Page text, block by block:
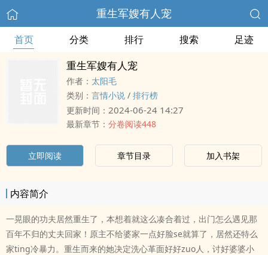
重生军嫂有人宠
首页 分类 排行 搜索 足迹
重生军嫂有人宠
作者： 太阳毛
类别： 言情小说 / 排行榜
更新时间： 2024-06-24 14:27
最新章节： 分卷阅读448
立即阅读 章节目录 加入书架
内容简介
一晃眼的功夫居然重生了，本想着就这么凑合着过，出门怎么遇见那
百年不归的丈夫回家！原主不给婆家一点好脸se就算了，居然还特么
家ting冷暴力。重生而来的她决定洗心革面好好zuo人，讨好婆婆小